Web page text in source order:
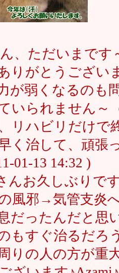
、ただいまで
りがとうござい
が弱くなるのも
いられません～
リハビリだけで
く治して、頑
01-13 14:32 )
んお久しぶり
風邪→気管支炎
だったんだと思
もすぐ治るだろ
りの人の方が